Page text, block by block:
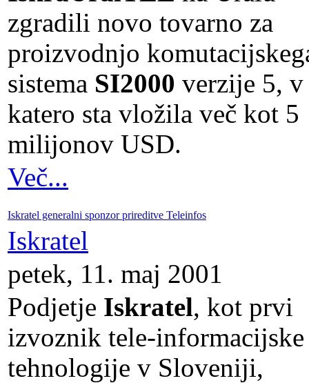
zgradili novo tovarno za
proizvodnjo
sistema SI2000 verzije 5, v
katero sta vložila več kot 5
milijonov USD.
Več...
Iskratel generalni sponzor prireditve Teleinfos
Iskratel
petek, 11. maj 2001
Podjetje Iskratel, kot prvi
izvoznik tele-informacijske
tehnologije v Sloveniji,